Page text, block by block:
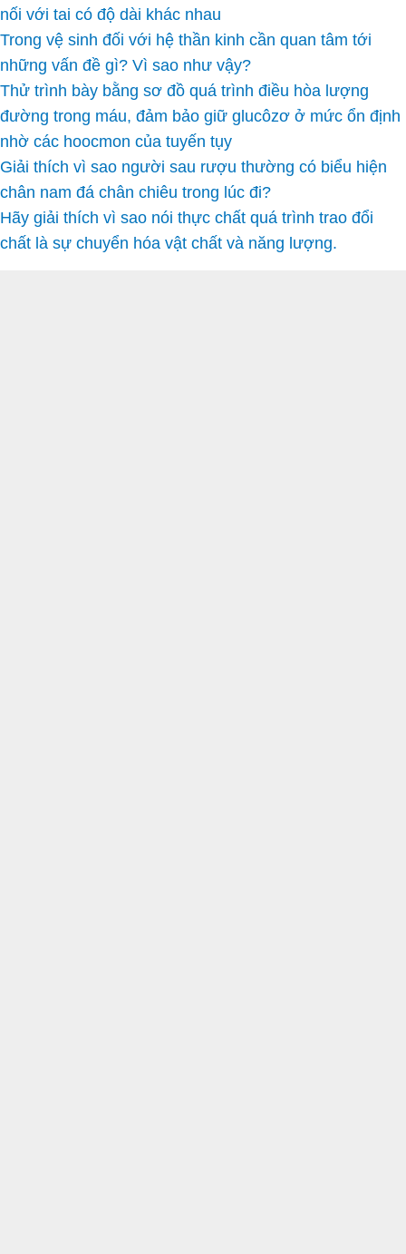
nối với tai có độ dài khác nhau
Trong vệ sinh đối với hệ thần kinh cần quan tâm tới
những vấn đề gì? Vì sao như vậy?
Thử trình bày bằng sơ đồ quá trình điều hòa lượng
đường trong máu, đảm bảo giữ glucôzơ ở mức ổn định
nhờ các hoocmon của tuyến tụy
Giải thích vì sao người sau rượu thường có biểu hiện
chân nam đá chân chiêu trong lúc đi?
Hãy giải thích vì sao nói thực chất quá trình trao đổi
chất là sự chuyển hóa vật chất và năng lượng.